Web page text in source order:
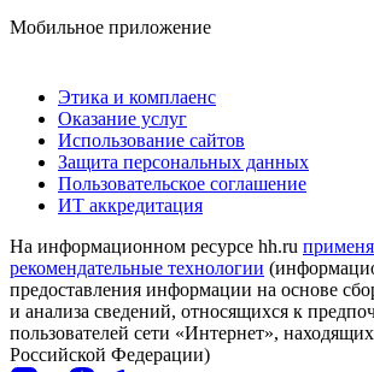
Мобильное приложение
Этика и комплаенс
Оказание услуг
Использование сайтов
Защита персональных данных
Пользовательское соглашение
ИТ аккредитация
На информационном ресурсе hh.ru
рекомендательные технологии
предоставления информации на основе
и анализа сведений, относящихся к
пользователей сети «Интернет»,
Российской Федерации)